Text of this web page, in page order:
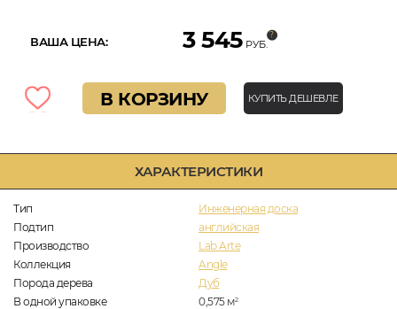
ХАРАКТЕРИСТИКИ
Тип
Инженерная доска
Подтип
английская
Производство
Lab Arte
Коллекция
Angle
Порода дерева
Дуб
В одной упаковке
0,575 м2
ВАША ЦЕНА: 3 545 РУБ.
В КОРЗИНУ КУПИТЬ ДЕШЕВЛЕ